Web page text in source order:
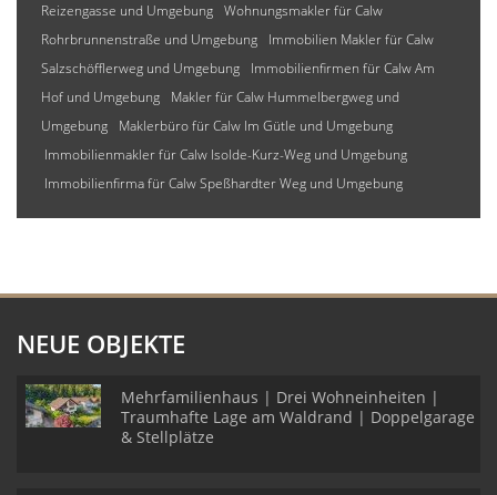
Reizengasse und Umgebung Wohnungsmakler für Calw
Rohrbrunnenstraße und Umgebung
Immobilien Makler für Calw
Salzschöfflerweg und Umgebung
Immobilienfirmen für Calw Am
Hof und Umgebung
Makler für Calw Hummelbergweg und
Umgebung
Maklerbüro für Calw Im Gütle und Umgebung
Immobilienmakler für Calw Isolde-Kurz-Weg und Umgebung
Immobilienfirma für Calw Speßhardter Weg und Umgebung
NEUE OBJEKTE
Mehrfamilienhaus | Drei Wohneinheiten |
Traumhafte Lage am Waldrand | Doppelgarage
& Stellplätze